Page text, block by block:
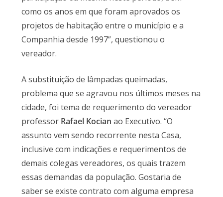
como os anos em que foram aprovados os
projetos de habitação entre o município e a
Companhia desde 1997”, questionou o
vereador.
A substituição de lâmpadas queimadas,
problema que se agravou nos últimos meses na
cidade, foi tema de requerimento do vereador
professor Rafael Kocian ao Executivo. “O
assunto vem sendo recorrente nesta Casa,
inclusive com indicações e requerimentos de
demais colegas vereadores, os quais trazem
essas demandas da população. Gostaria de
saber se existe contrato com alguma empresa